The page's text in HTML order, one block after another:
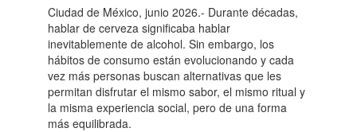
Ciudad de México, junio 2026.- Durante décadas,
hablar de cerveza significaba hablar
inevitablemente de alcohol. Sin embargo, los
hábitos de consumo están evolucionando y cada
vez más personas buscan alternativas que les
permitan disfrutar el mismo sabor, el mismo ritual y
la misma experiencia social, pero de una forma
más equilibrada.